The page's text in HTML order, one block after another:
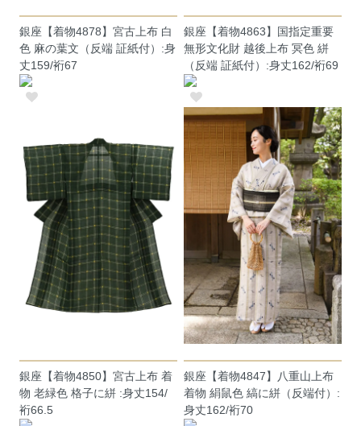
銀座【着物4878】宮古上布 白
色 麻の葉文（反端 証紙付）:身
丈159/裄67
銀座【着物4863】国指定重要
無形文化財 越後上布 冥色 絣
（反端 証紙付）:身丈162/裄69
銀座【着物4850】宮古上布 着
物 老緑色 格子に絣 :身丈154/
裄66.5
銀座【着物4847】八重山上布
着物 絹鼠色 縞に絣（反端付）:
身丈162/裄70